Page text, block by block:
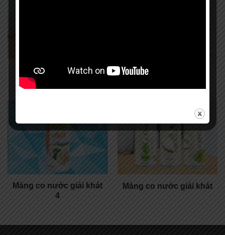
Màng co trái dừa Màng co 325ml
Màng co nước giải khát
4
Màng co nước giải khát